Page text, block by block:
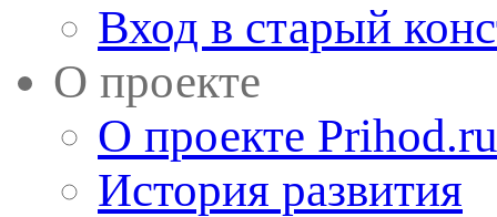
Вход в старый
О проекте
О проекте Prihod.ru
История развития